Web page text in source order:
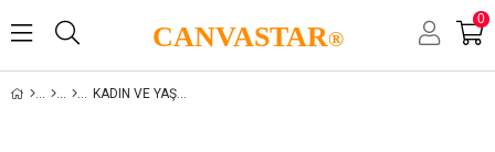
CANVASTAR®
0
KADIN VE YAŞAM